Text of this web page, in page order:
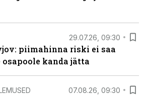
29.07.26, 09:30
piimahinna riski ei saa
kanda jätta
07.08.26, 09:30